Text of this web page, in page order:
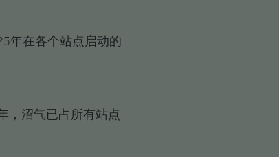
年在各个站点启动的
，沼气已占所有站点